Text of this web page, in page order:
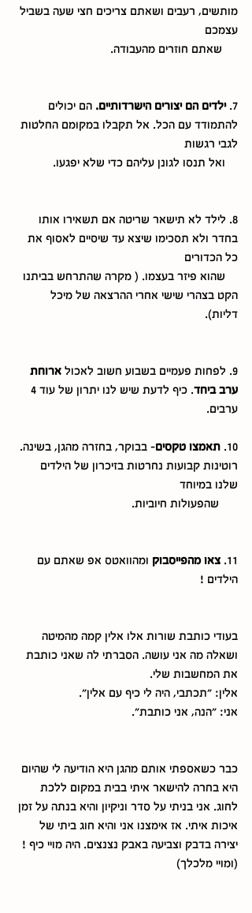
מותשים, רעבים ושאתם צריכים חצי שעה בשביל
עצמכם
7. ילדים הם יצורים הישרדותיים. הם יכולים
להתמודד עם הכל. אל תקבלו במקומם החלטות
לגבי רגשות
8. לילד לא תישאר שריטה אם תשאירו אותו
בחדר ולא תסכימו שיצא עד שיסיים לאסוף את
כל הכדורים
    שהוא פיזר בעצמו. ( מקרה שהתרחש בביתנו
הקט בצהרי שישי אחרי ההרצאה של מיכל
דליות).
9. לפחות פעמיים בשבוע חשוב לאכול
ארוחת
ערב ביחד
ערבים.
10. תאמצו טקסים- בבוקר, בחזרה מהגן, בשינה.
רוטינות קבועות נחרטות בזיכרון של הילדים
שלנו במיוחד
11. צאו מהפייסבוק ומהוואטס אפ שאתם עם
הילדים !
בעודי כותבת שורות אלו אלין קמה מהמיטה
ושאלה מה אני עושה. הסברתי לה שאני כותבת
את המחשבות שלי.
אלין: "תכתבי, היה לי כיף עם אלין".
אני: "הנה, אני כותבת".
כבר כשאספתי אותם מהגן היא הודיעה לי שהיום
היא בחרה להישאר איתי בבית במקום ללכת
לחוג. אני בניתי על סדר וניקיון והיא בנתה על זמן
איכות איתי. אז אימצנו אני והיא חוג ביתי של
יצירה בדבק וצביעה באבק נצנצים. היה מויי כיף !
(ומויי מלכלך)